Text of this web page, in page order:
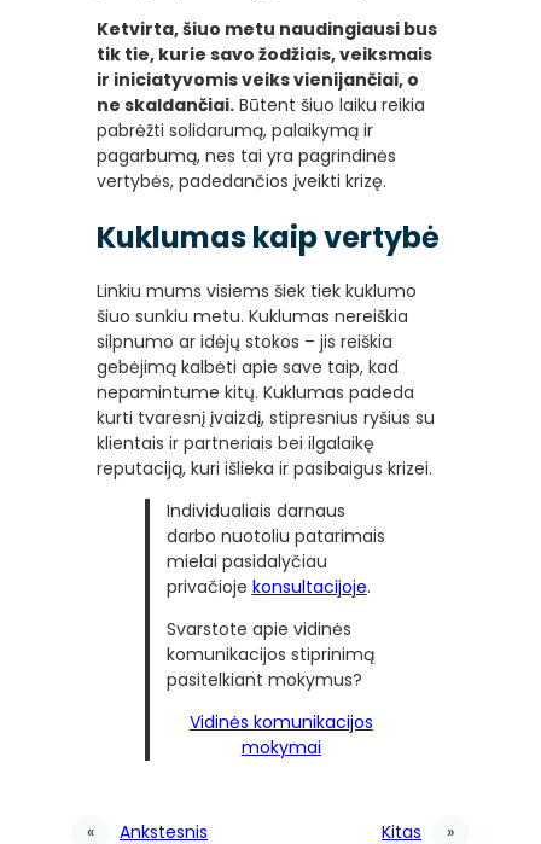
Ketvirta, šiuo metu naudingiausi bus
tik tie, kurie savo žodžiais, veiksmais
ir iniciatyvomis veiks vienijančiai, o
ne skaldančiai. Būtent šiuo laiku reikia
pabrėžti solidarumą, palaikymą ir
pagarbumą, nes tai yra pagrindinės
vertybės, padedančios įveikti krizę.
Kuklumas kaip vertybė
Linkiu mums visiems šiek tiek kuklumo
šiuo sunkiu metu. Kuklumas nereiškia
silpnumo ar idėjų stokos – jis reiškia
gebėjimą kalbėti apie save taip, kad
nepamintume kitų. Kuklumas padeda
kurti tvaresnį įvaizdį, stipresnius ryšius su
klientais ir partneriais bei ilgalaikę
reputaciją, kuri išlieka ir pasibaigus krizei.
Individualiais darnaus
darbo nuotoliu patarimais
mielai pasidalyčiau
privačioje konsultacijoje.
Svarstote apie vidinės
komunikacijos stiprinimą
pasitelkiant mokymus?
Vidinės komunikacijos
mokymai
« Ankstesnis Kitas »